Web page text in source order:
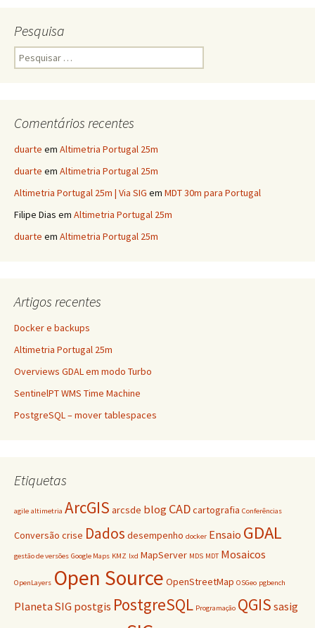
Pesquisa
Pesquisar
por:
Comentários recentes
duarte em Altimetria Portugal 25m
duarte em Altimetria Portugal 25m
Altimetria Portugal 25m | Via SIG em MDT 30m para Portugal
Filipe Dias em Altimetria Portugal 25m
duarte em Altimetria Portugal 25m
Artigos recentes
Docker e backups
Altimetria Portugal 25m
Overviews GDAL em modo Turbo
SentinelPT WMS Time Machine
PostgreSQL – mover tablespaces
Etiquetas
agile altimetria ArcGIS arcsde blog CADcartografia Conferências
Conversão crise Dados desempenho docker Ensaio GDAL
gestão de versões Google Maps KMZ lxd MapServer MDS MDT Mosaicos
OpenLayers Open Source OpenStreetMap OSGeo pgbench
Planeta SIG postgis PostgreSQL Programação QGIS sasig